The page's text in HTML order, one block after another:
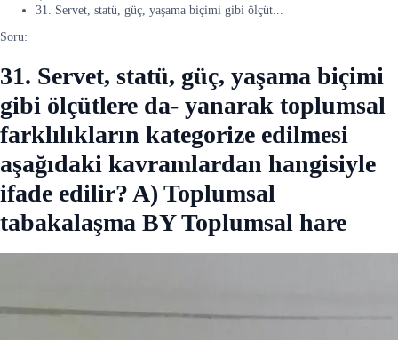
31. Servet, statü, güç, yaşama biçimi gibi ölçüt...
Soru:
31. Servet, statü, güç, yaşama biçimi
gibi ölçütlere da- yanarak toplumsal
farklılıkların kategorize edilmesi
aşağıdaki kavramlardan hangisiyle
ifade edilir? A) Toplumsal
tabakalaşma BY Toplumsal hare